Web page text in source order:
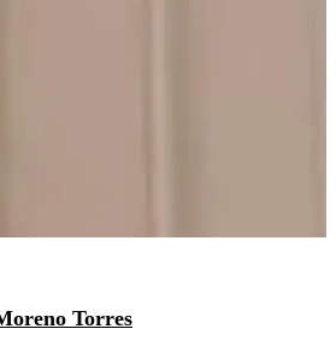
Torres